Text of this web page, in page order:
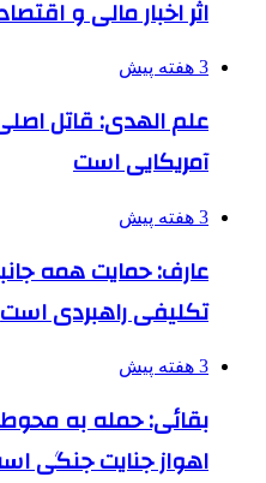
اثر اخبار مالی و
3 هفته پیش
علم الهدی: قاتل
آمریکایی است
3 هفته پیش
عارف: حمایت همه
تکلیفی راهبردی است
3 هفته پیش
بقائی: حمله به
اهواز جنایت جنگی